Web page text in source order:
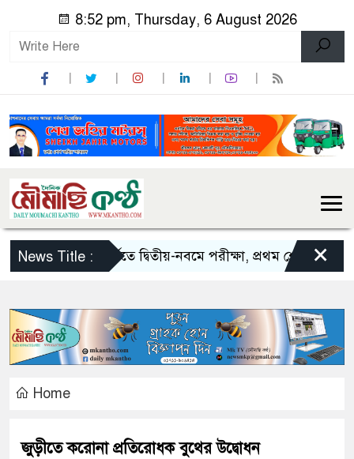
8:52 pm, Thursday, 6 August 2026
News Title :
স্কুলে ভর্তিতে দ্বিতীয়-নবমে পরীক্ষা, প্রথম শ্রেণিতে লটারি
×
Home
জুড়ীতে করোনা প্রতিরোধক বুথের উদ্বোধন